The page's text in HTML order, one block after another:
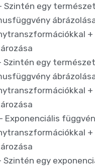
Szintén egy
függvény
Szintén egy
Exponenciális
Szintén egy